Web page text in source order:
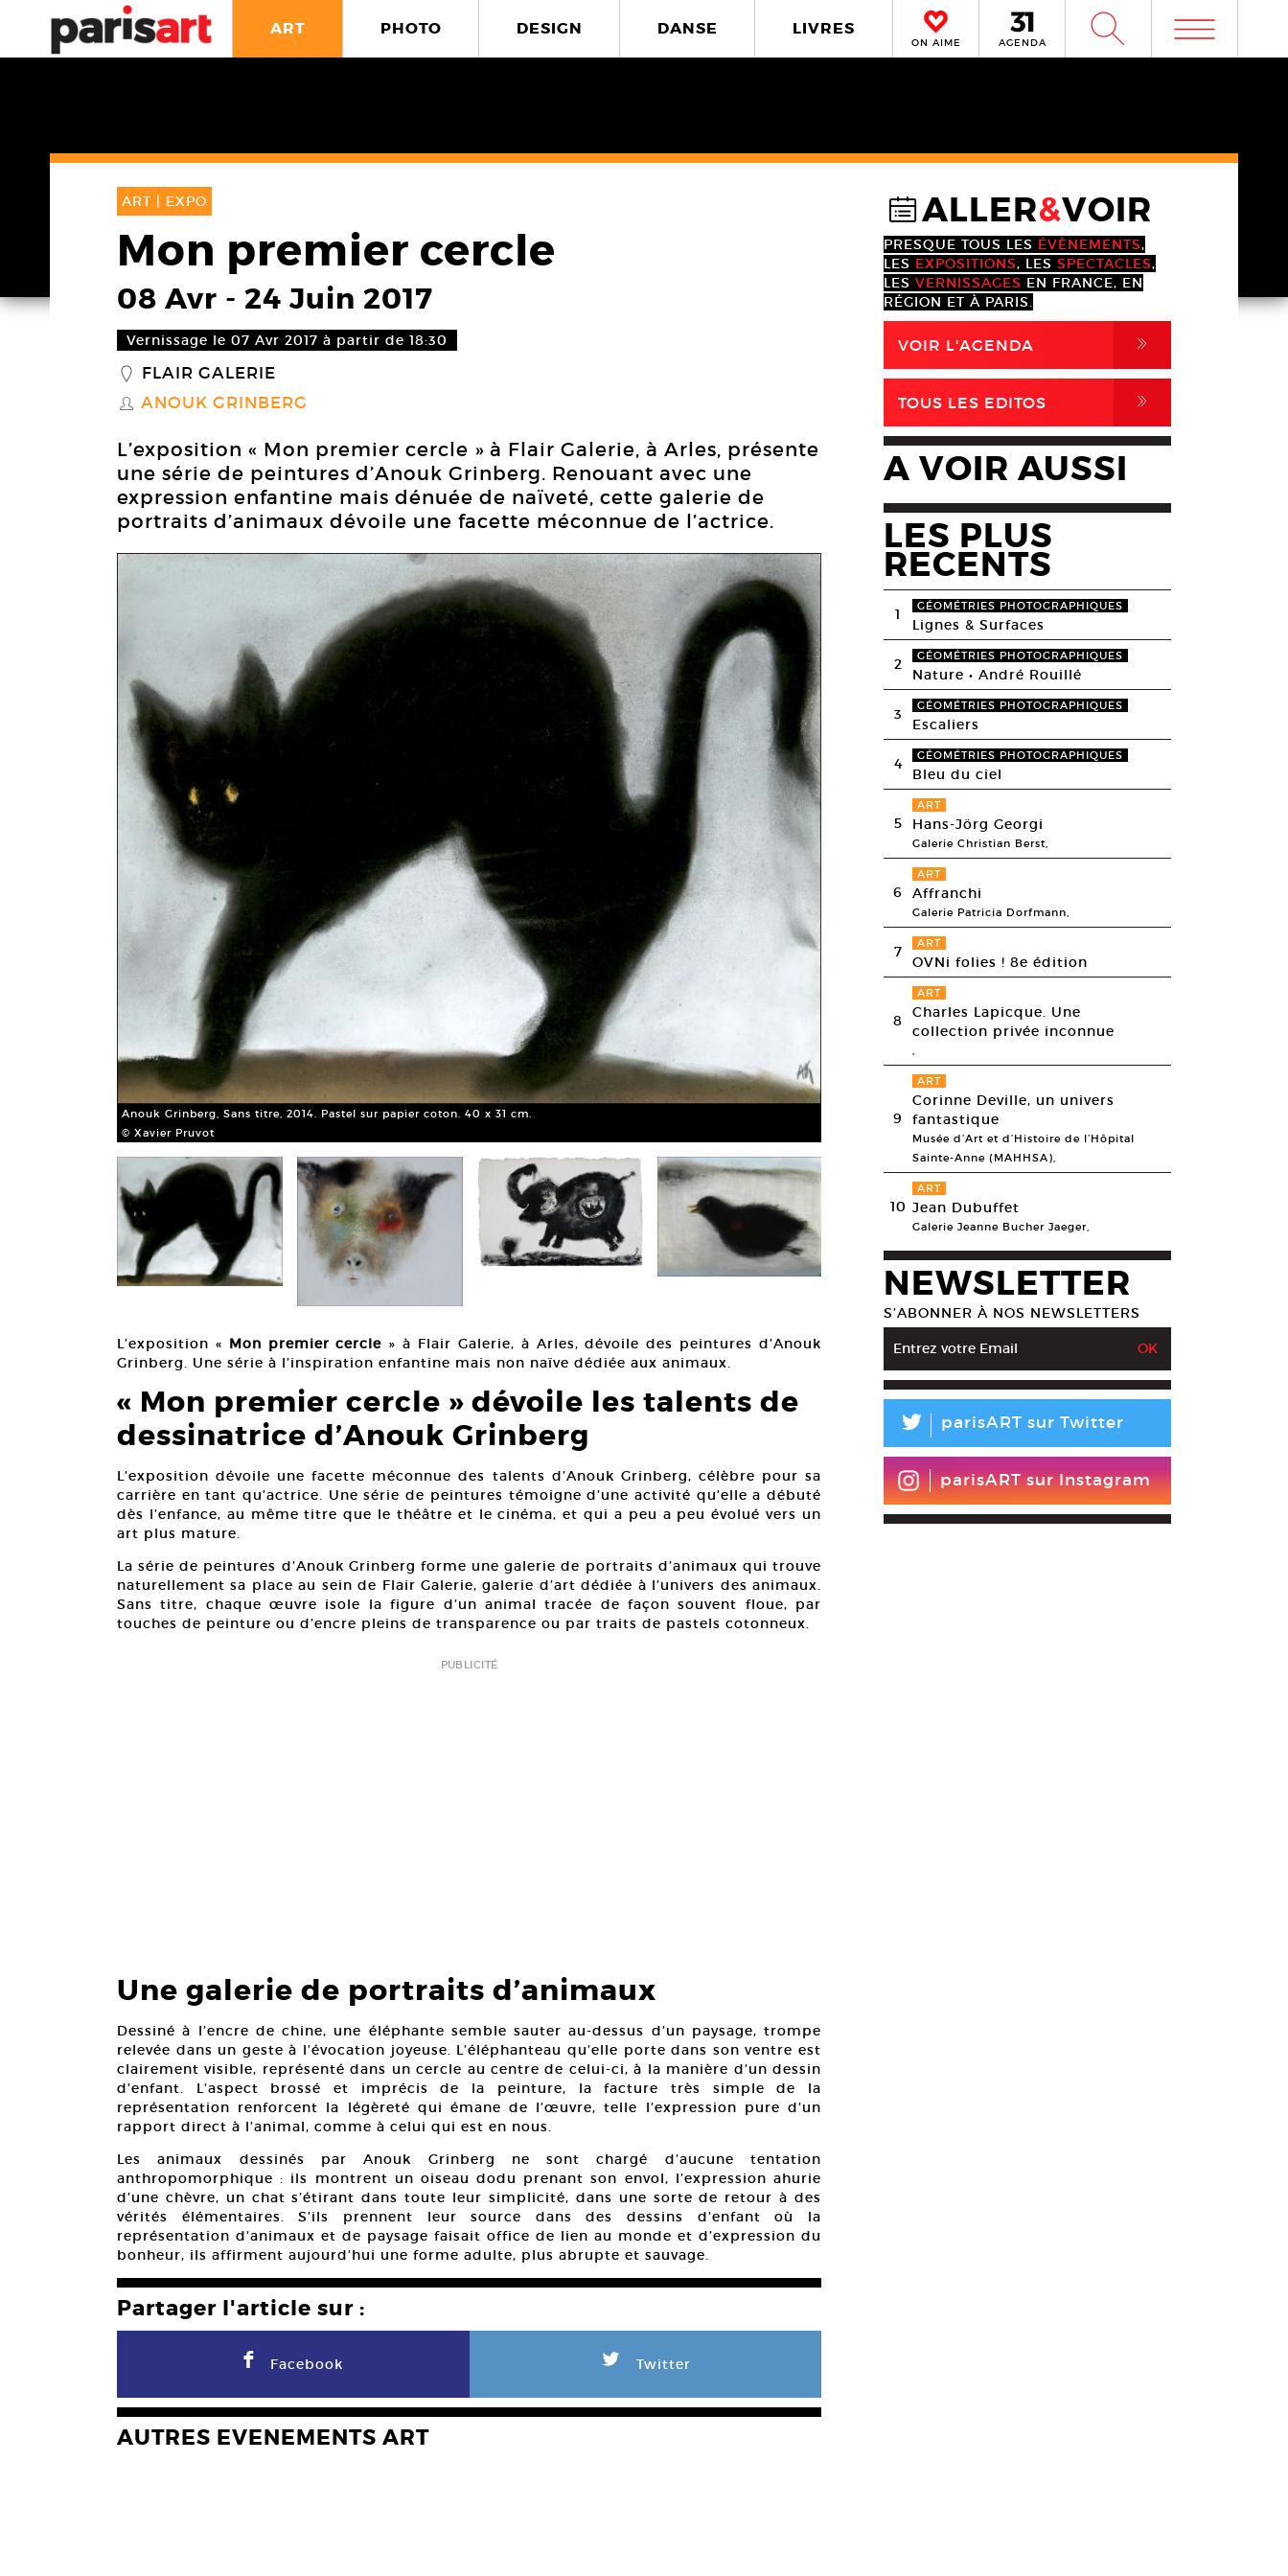
ART PHOTO DESIGN DANSE LIVRES
ON AIME AGENDA W m
ART | EXPO
Mon premier cercle
08 Avr - 24 Juin 2017
Vernissage le 07 Avr 2017 à partir de 18:30
_ FLAIR GALERIE
S ANOUK GRINBERG
L’exposition « Mon premier cercle » à Flair Galerie, à Arles, présente
une série de peintures d’Anouk Grinberg. Renouant avec une
expression enfantine mais dénuée de naïveté, cette galerie de
portraits d’animaux dévoile une facette méconnue de l’actrice.
Anouk Grinberg, Sans titre, 2014. Pastel sur papier coton. 40 x 31 cm.
© Xavier Pruvot
Anouk Grinberg, Sans titre, 2016. Pastel sur papier coton. 49 x 64 cm.
© Xavier Pruvot
L’exposition « Mon premier cercle » à Flair Galerie, à Arles, dévoile des peintures d’Anouk
Grinberg. Une série à l’inspiration enfantine mais non naïve dédiée aux animaux.
« Mon premier cercle » dévoile les talents de
dessinatrice d’Anouk Grinberg
L’exposition dévoile une facette méconnue des talents d’Anouk Grinberg, célèbre pour sa
carrière en tant qu’actrice. Une série de peintures témoigne d’une activité qu’elle a débuté
dès l’enfance, au même titre que le théâtre et le cinéma, et qui a peu a peu évolué vers un
art plus mature.
La série de peintures d’Anouk Grinberg forme une galerie de portraits d’animaux qui trouve
naturellement sa place au sein de Flair Galerie, galerie d’art dédiée à l’univers des animaux.
Sans titre, chaque œuvre isole la figure d’un animal tracée de façon souvent floue, par
touches de peinture ou d’encre pleins de transparence ou par traits de pastels cotonneux.
PUBLICITÉ
Une galerie de portraits d’animaux
Dessiné à l’encre de chine, une éléphante semble sauter au-dessus d’un paysage, trompe
relevée dans un geste à l’évocation joyeuse. L’éléphanteau qu’elle porte dans son ventre est
clairement visible, représenté dans un cercle au centre de celui-ci, à la manière d’un dessin
d’enfant. L’aspect brossé et imprécis de la peinture, la facture très simple de la
représentation renforcent la légèreté qui émane de l’œuvre, telle l’expression pure d’un
rapport direct à l’animal, comme à celui qui est en nous.
Les animaux dessinés par Anouk Grinberg ne sont chargé d’aucune tentation
anthropomorphique : ils montrent un oiseau dodu prenant son envol, l’expression ahurie
d’une chèvre, un chat s’étirant dans toute leur simplicité, dans une sorte de retour à des
vérités élémentaires. S’ils prennent leur source dans des dessins d’enfant où la
représentation d’animaux et de paysage faisait office de lien au monde et d’expression du
bonheur, ils affirment aujourd’hui une forme adulte, plus abrupte et sauvage.
Partager l'article sur :
F Facebook L Twitter
AUTRES EVENEMENTS ART
@ALLER&VOIR
PRESQUE TOUS LES ÉVÈNEMENTS,
LES EXPOSITIONS, LES SPECTACLES,
LES VERNISSAGES EN FRANCE, EN
RÉGION ET À PARIS.
VOIR L'AGENDA ,
TOUS LES EDITOS ,
A VOIR AUSSI
LES PLUS
RECENTS
1 GÉOMÉTRIES PHOTOGRAPHIQUES
Lignes & Surfaces
2 GÉOMÉTRIES PHOTOGRAPHIQUES
Nature • André Rouillé
3 GÉOMÉTRIES PHOTOGRAPHIQUES
Escaliers
4 GÉOMÉTRIES PHOTOGRAPHIQUES
Bleu du ciel
5
ART
Hans-Jörg Georgi
Galerie Christian Berst,
6
ART
Affranchi
Galerie Patricia Dorfmann,
7 ART
OVNi folies ! 8e édition
8
ART
Charles Lapicque. Une
collection privée inconnue
,
9
ART
Corinne Deville, un univers
fantastique
Musée d’Art et d’Histoire de l’Hôpital
Sainte-Anne (MAHHSA),
10
ART
Jean Dubuffet
Galerie Jeanne Bucher Jaeger,
NEWSLETTER
S’ABONNER À NOS NEWSLETTERS
L parisART sur Twitter
parisART sur Instagram